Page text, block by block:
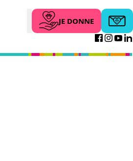
Search JE DONNE